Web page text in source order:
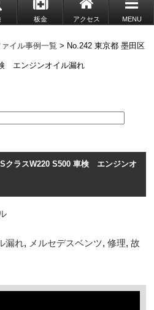
板金 アクセス MENU
イル事例一覧 > No.242 東京都 墨田区
エンジンオイル漏れ
クラスW220 S500 車検 エンジンオ
漏れ, メルセデスベンツ,修理,故